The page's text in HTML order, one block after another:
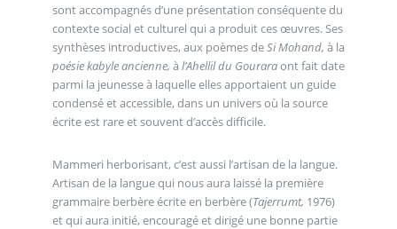
sont accompagnés d’une présentation conséquente du
contexte social et culturel qui a produit ces œuvres. Ses
synthèses introductives, aux poèmes deSi Mohand, à la
poésie kabyle ancienne, à l’Ahellil du Gouraraont fait date
parmi la jeunesse à laquelle elles apportaient un guide
condensé et accessible, dans un univers où la source
écrite est rare et souvent d’accès difficile.
Mammeri herborisant, c’est aussi l’artisan de la langue.
Artisan de la langue qui nous aura laissé la première
grammaire berbère écrite en berbère (Tajerrumt, 1976)
et qui aura initié, encouragé et dirigé une bonne partie